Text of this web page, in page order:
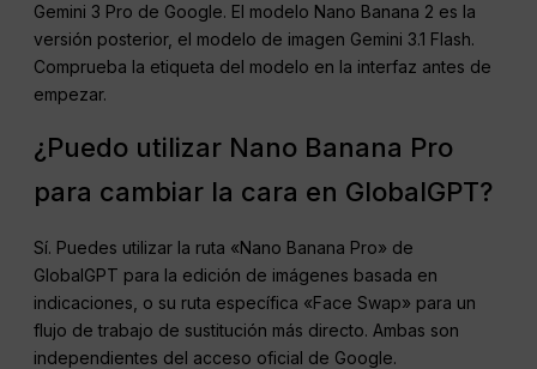
Gemini 3 Pro de Google. El modelo Nano Banana 2 es la
versión posterior, el modelo de imagen Gemini 3.1 Flash.
Comprueba la etiqueta del modelo en la interfaz antes de
empezar.
¿Puedo utilizar Nano Banana Pro
para cambiar la cara en GlobalGPT?
Sí. Puedes utilizar la ruta «Nano Banana Pro» de
GlobalGPT para la edición de imágenes basada en
indicaciones, o su ruta específica «Face Swap» para un
flujo de trabajo de sustitución más directo. Ambas son
independientes del acceso oficial de Google.